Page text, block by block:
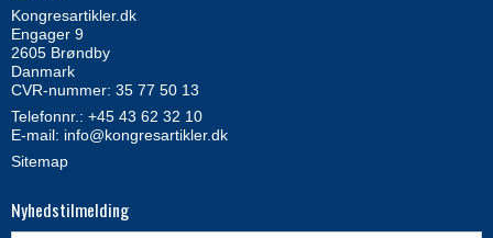
Kongresartikler.dk
Engager 9
2605 Brøndby
Danmark
CVR-nummer: 35 77 50 13
Telefonnr.: +45 43 62 32 10
E-mail: info@kongresartikler.dk
Sitemap
Nyhedstilmelding